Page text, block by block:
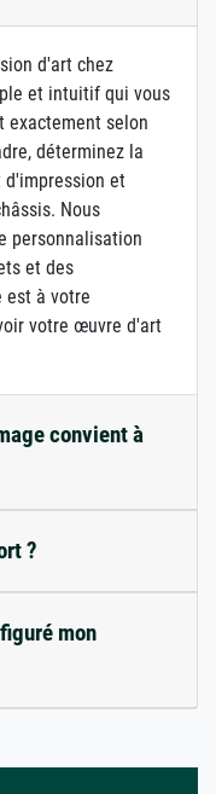
d'art chez
et intuitif qui vous
exactement selon
déterminez la
et
Nous
personnalisation
et des
est à votre
votre œuvre d'art
convient à
?
mon